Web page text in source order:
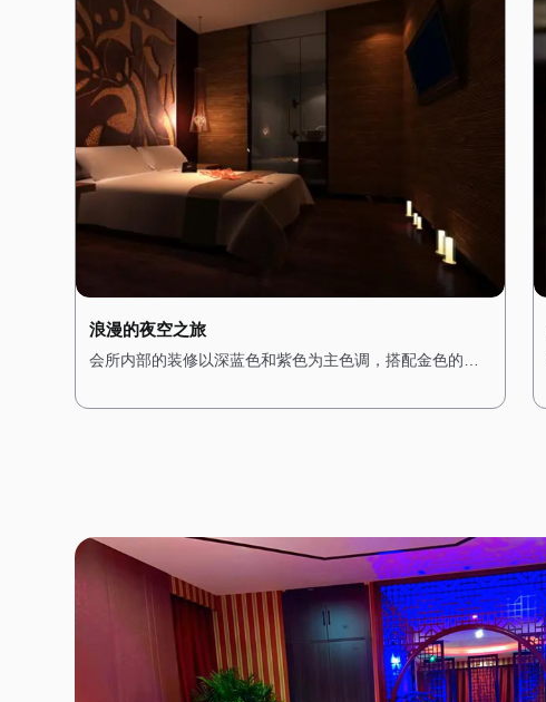
围。墙壁上挂着地中海风格的挂画，描绘着湛蓝的海洋和
洁白的沙滩，让人仿佛能感受到阳光的温暖。 桑拿房被设
计成圆形，四周环绕着蓝色的瓷砖，搭配白色的装饰线
条，仿佛置身于海洋之中。水疗区域则配备了舒适的按摩
床和私人浴缸，每个房间都经过精心布置，搭配蓝色的窗
帘和海洋元素的装饰，营造出一种浪漫而惬意的感觉。 在
这里，每一次呼吸都能感受到海洋的气息，每一次放松都
能享受到阳光的拥抱。
浪漫的夜空之旅
会所内部的装修以深蓝色和紫色为主色调，搭配金色的装
主题的艺术作品，让人仿佛能感受到宇宙的浩瀚。 桑拿房